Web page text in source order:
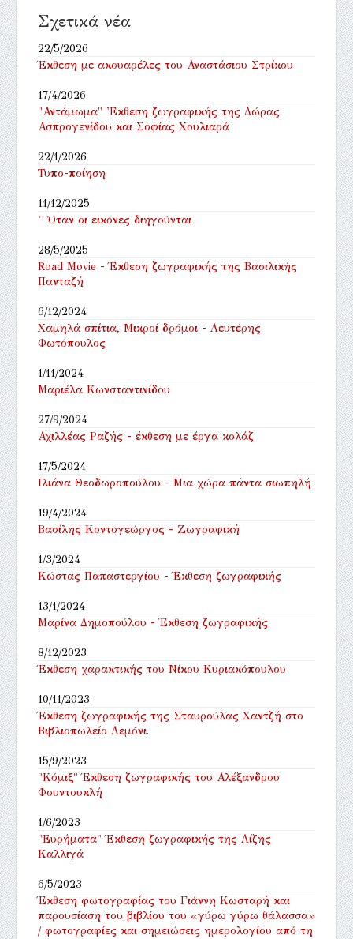
Σχετικά νέα
22/5/2026
Έκθεση με ακουαρέλες του Αναστάσιου Στρίκου
17/4/2026
"Αντάμωμα" 'Εκθεση ζωγραφικής της Δώρας
Ασπρογενίδου και Σοφίας Χουλιαρά
22/1/2026
Τυπο-ποίηση
11/12/2025
'' Όταν οι εικόνες διηγούνται
28/5/2025
Road Movie - Έκθεση ζωγραφικής της Βασιλικής
Πανταζή
6/12/2024
Χαμηλά σπίτια, Μικροί δρόμοι - Λευτέρης
Φωτόπουλος
1/11/2024
Μαριέλα Κωνσταντινίδου
27/9/2024
Αχιλλέας Ραζής - έκθεση με έργα κολάζ
17/5/2024
Ιλιάνα Θεοδωροπούλου - Μια χώρα πάντα σιωπηλή
19/4/2024
Βασίλης Κοντογεώργος - Ζωγραφική
1/3/2024
Κώστας Παπαστεργίου - Έκθεση ζωγραφικής
13/1/2024
Μαρίνα Δημοπούλου - Έκθεση ζωγραφικής
8/12/2023
Έκθεση χαρακτικής του Νίκου Κυριακόπουλου
10/11/2023
Έκθεση ζωγραφικής της Σταυρούλας Χαντζή στο
Βιβλιοπωλείο Λεμόνι.
15/9/2023
"Κόμιξ" Έκθεση ζωγραφικής του Αλέξανδρου
Φουντουκλή
1/6/2023
"Ευρήματα" Έκθεση ζωγραφικής της Λίζης
Καλλιγά
6/5/2023
Έκθεση φωτογραφίας του Γιάννη Κωσταρή και
παρουσίαση του βιβλίου του «γύρω γύρω θάλασσα»
/ φωτογραφίες και σημειώσεις ημερολογίου από τη